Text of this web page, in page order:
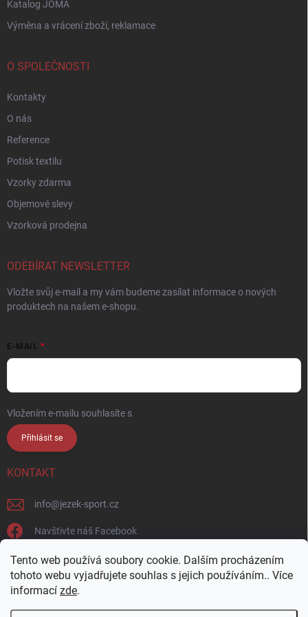
Tento web používá soubory cookie. Dalším procházením
tohoto webu vyjadřujete souhlas s jejich používáním.. Více
informací zde.
Katalog JOMA
Výměna a vrácení zboží, reklamace
O SPOLEČNOSTI
Kontakty
O nás
Reference
Potisk textilu
Vzorky zdarma
Objemové slevy
Vzorková prodejna
ODEBÍRAT NEWSLETTER
Vložte svůj e-mail a my vám budeme zasílat informace o nových
produktech na našem e-shopu.
E-MAIL
Vložením e-mailu souhlasíte s
Přihlásit se
KONTAKT
info@jezek-sport.cz
Navštivte náš Facebook
jezek_sport_np/